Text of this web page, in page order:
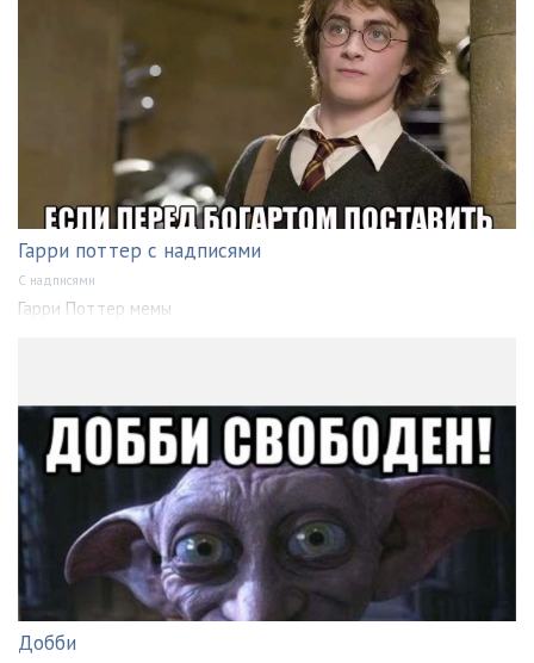
Гарри поттер с надписями
С надписями
Гарри Поттер мемы
Добби